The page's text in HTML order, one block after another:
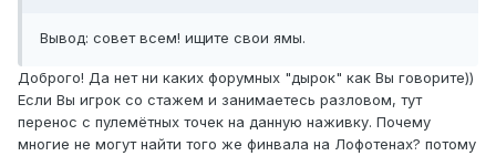
Вывод: совет всем! ищите свои ямы.
Доброго! Да нет ни каких форумных "дырок" как Вы говорите))
Если Вы игрок со стажем и занимаетесь разловом, тут
перенос с пулемётных точек на данную наживку. Почему
многие не могут найти того же финвала на Лофотенах? потому